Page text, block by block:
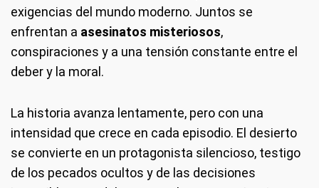
exigencias del mundo moderno. Juntos se
enfrentan a asesinatos misteriosos,
conspiraciones y a una tensión constante entre el
deber y la moral.
La historia avanza lentamente, pero con una
intensidad que crece en cada episodio. El desierto
se convierte en un protagonista silencioso, testigo
de los pecados ocultos y de las decisiones